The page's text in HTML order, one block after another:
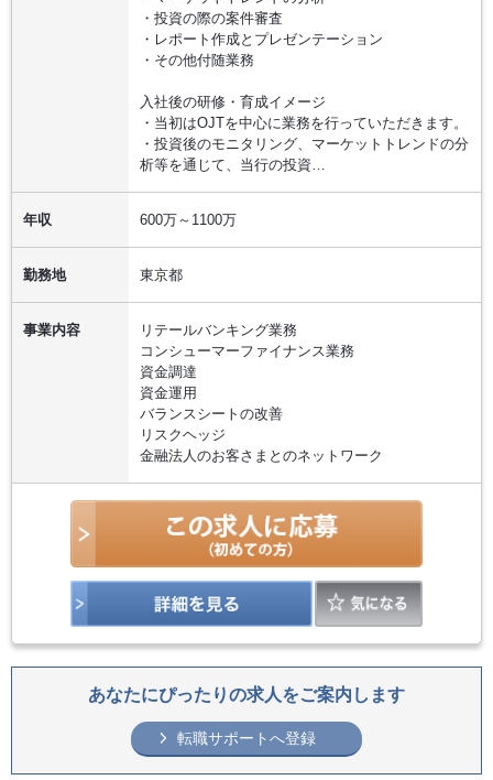
・投資の際の案件審査
・レポート作成とプレゼンテーション
・その他付随業務
入社後の研修・育成イメージ
・当初はOJTを中心に業務を行っていただきます。
・投資後のモニタリング、マーケットトレンドの分
析等を通じて、当行の投資…
年収 600万～1100万
勤務地 東京都
事業内容
リテールバンキング業務
コンシューマーファイナンス業務
資金調達
資金運用
バランスシートの改善
リスクヘッジ
金融法人のお客さまとのネットワーク
あなたにぴったりの求人をご案内します
転職サポートへ登録